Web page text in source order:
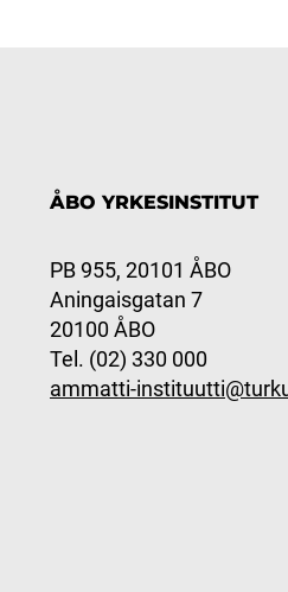
ÅBO YRKESINSTITUT
PB 955, 20101 ÅBO
Aningaisgatan 7
20100 ÅBO
Tel. (02) 330 000
ammatti-